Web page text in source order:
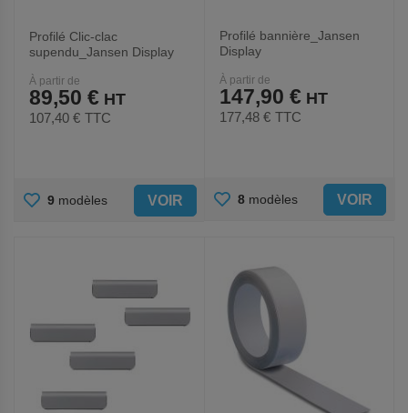
Profilé Clic-clac
supendu_Jansen Display
À partir de
89,50 €
107,40 € TTC
AJOUTER
9 modèles VOIR
Profilé bannière_Jansen
Display
À partir de
147,90 €
177,48 € TTC
AJOUTER
8 modèles VOIR